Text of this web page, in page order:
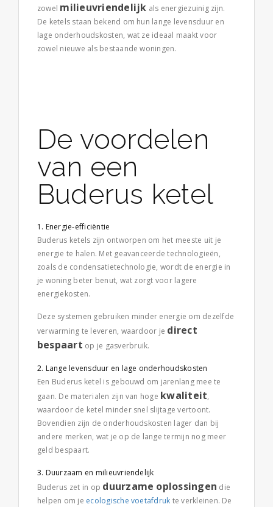
zowel milieuvriendelijk als energiezuinig zijn.
De ketels staan bekend om hun lange levensduur en
lage onderhoudskosten, wat ze ideaal maakt voor
zowel nieuwe als bestaande woningen.
De voordelen
van een
Buderus ketel
Energie-efficiëntie
Buderus ketels zijn ontworpen om het meeste uit je
energie te halen. Met geavanceerde technologieën,
zoals de condensatietechnologie, wordt de energie in
je woning beter benut, wat zorgt voor lagere
energiekosten.
Deze systemen gebruiken minder energie om dezelfde
verwarming te leveren, waardoor je direct
bespaart op je gasverbruik.
Lange levensduur en lage onderhoudskosten
Een Buderus ketel is gebouwd om jarenlang mee te
gaan. De materialen zijn van hoge kwaliteit,
waardoor de ketel minder snel slijtage vertoont.
Bovendien zijn de onderhoudskosten lager dan bij
andere merken, wat je op de lange termijn nog meer
geld bespaart.
Duurzaam en milieuvriendelijk
Buderus zet in op duurzame oplossingen die
helpen om je ecologische voetafdruk te verkleinen. De